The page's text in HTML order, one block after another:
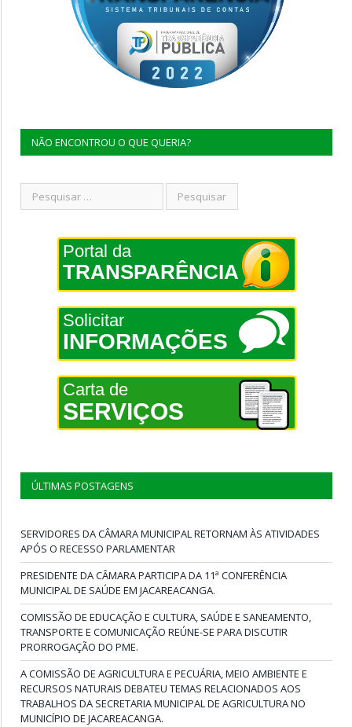
NÃO ENCONTROU O QUE QUERIA?
Portal da
TRANSPARÊNCIA
Solicitar
INFORMAÇÕES
Carta de
SERVIÇOS
ÚLTIMAS POSTAGENS
SERVIDORES DA CÂMARA MUNICIPAL RETORNAM ÀS ATIVIDADES
APÓS O RECESSO PARLAMENTAR
PRESIDENTE DA CÂMARA PARTICIPA DA 11ª CONFERÊNCIA
MUNICIPAL DE SAÚDE EM JACAREACANGA.
COMISSÃO DE EDUCAÇÃO E CULTURA, SAÚDE E SANEAMENTO,
TRANSPORTE E COMUNICAÇÃO REÚNE-SE PARA DISCUTIR
PRORROGAÇÃO DO PME.
A COMISSÃO DE AGRICULTURA E PECUÁRIA, MEIO AMBIENTE E
RECURSOS NATURAIS DEBATEU TEMAS RELACIONADOS AOS
TRABALHOS DA SECRETARIA MUNICIPAL DE AGRICULTURA NO
MUNICÍPIO DE JACAREACANGA.